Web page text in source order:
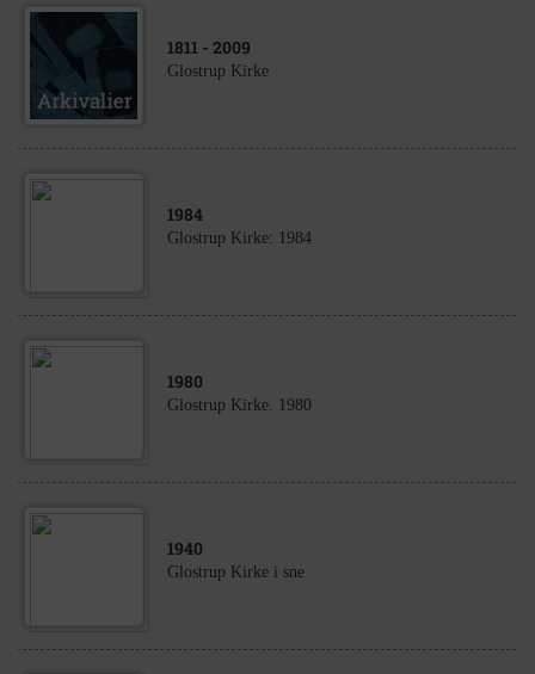
1811 - 2009
Glostrup Kirke
1984
Glostrup Kirke: 1984
1980
Glostrup Kirke. 1980
1940
Glostrup Kirke i sne